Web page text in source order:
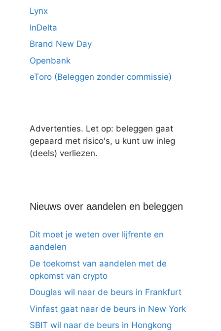
Lynx
InDelta
Brand New Day
Openbank
eToro (Beleggen zonder commissie)
Advertenties. Let op: beleggen gaat
gepaard met risico's, u kunt uw inleg
(deels) verliezen.
Nieuws over aandelen en beleggen
Dit moet je weten over lijfrente en
aandelen
De toekomst van aandelen met de
opkomst van crypto
Douglas wil naar de beurs in Frankfurt
Vinfast gaat naar de beurs in New York
SBIT wil naar de beurs in Hongkong